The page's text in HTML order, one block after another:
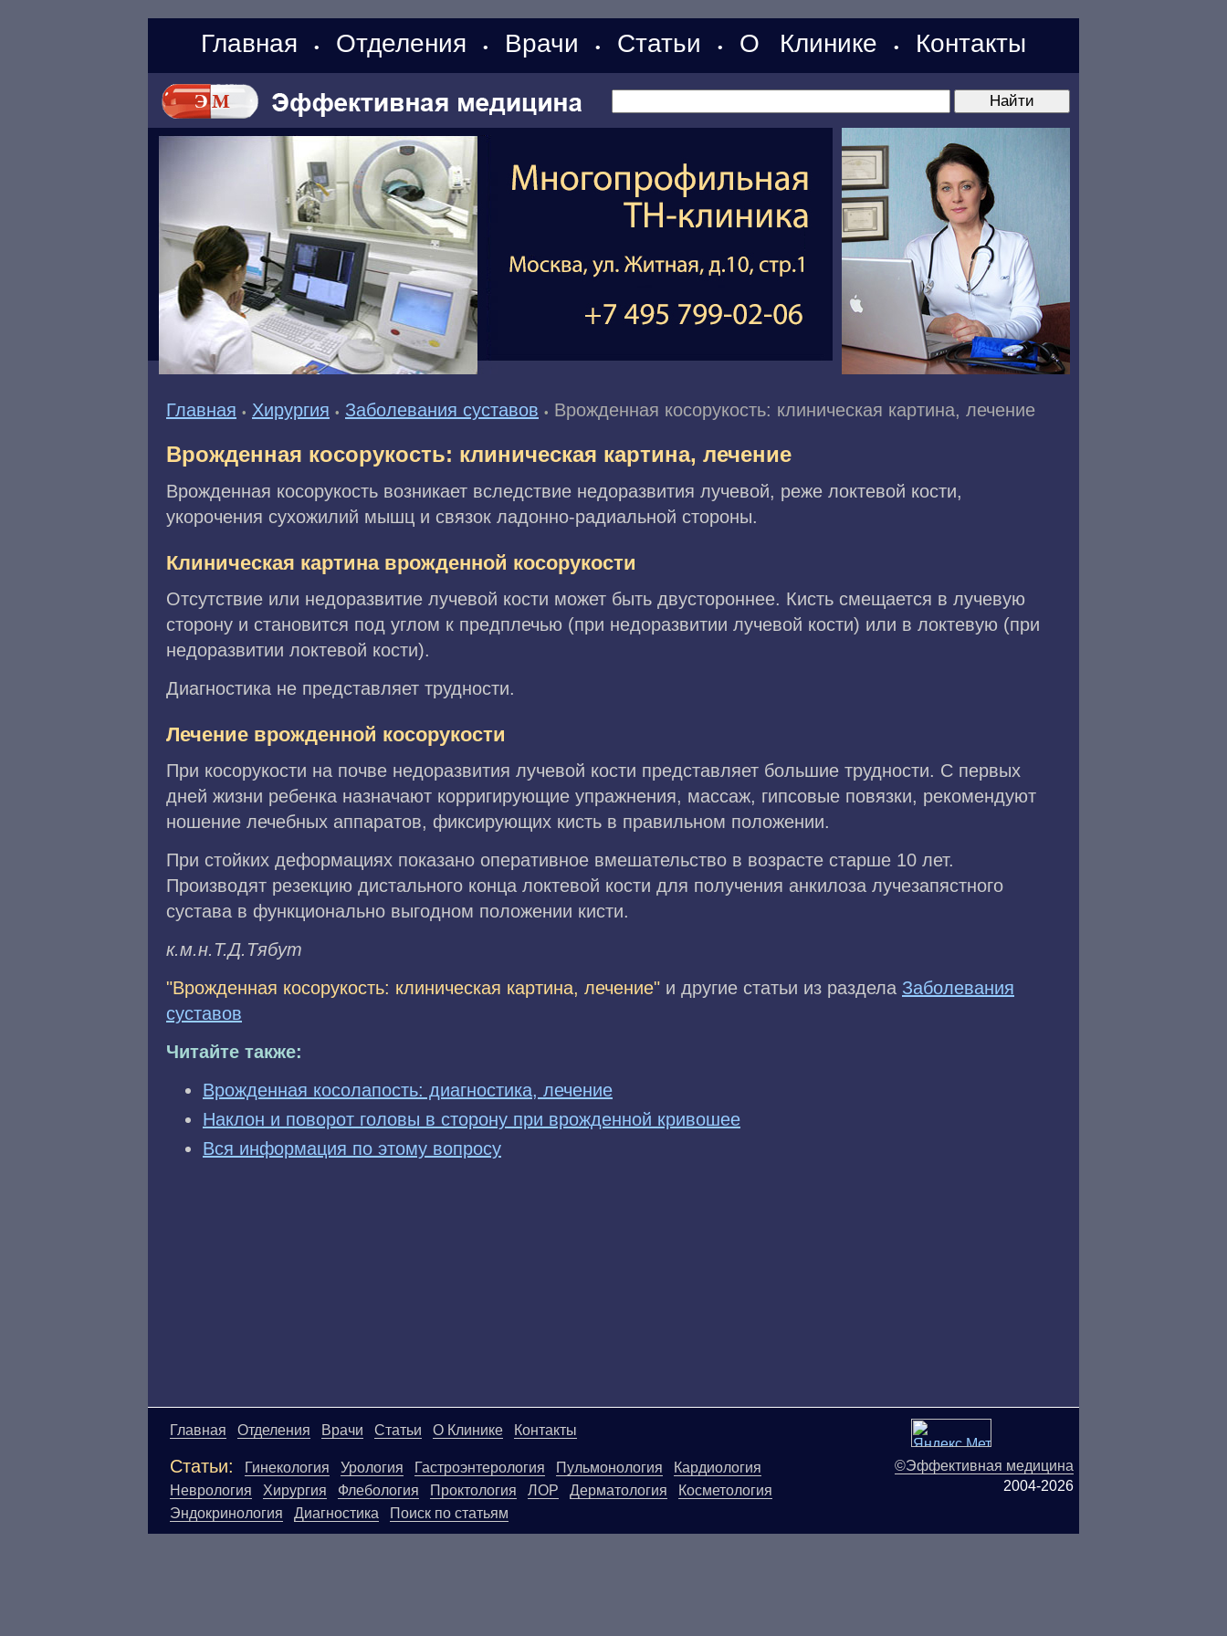
Главная • Отделения • Врачи • Статьи • О Клинике • Контакты
Главная • Хирургия • Заболeвания суставов • Врожденная косорукость: клиническая картина, лечение
Врожденная косорукость: клиническая картина, лечение
Врожденная косорукость возникает вследствие недоразвития лучевой, реже локтевой кости,
укорочения сухожилий мышц и связок ладонно-радиальной стороны.
Клиническая картина врожденной косорукости
Отсутствие или недоразвитие лучевой кости может быть двустороннее. Кисть смещается в лучевую
сторону и становится под углом к предплечью (при недоразвитии лучевой кости) или в локтевую (при
недоразвитии локтевой кости).
Диагностика не представляет трудности.
Лечение врожденной косорукости
При косорукости на почве недоразвития лучевой кости представляет большие трудности. С первых
дней жизни ребенка назначают корригирующие упражнения, массаж, гипсовые повязки, рекомендуют
ношение лечебных аппаратов, фиксирующих кисть в правильном положении.
При стойких деформациях показано оперативное вмешательство в возрасте старше 10 лет.
Производят резекцию дистального конца локтевой кости для получения анкилоза лучезапястного
сустава в функционально выгодном положении кисти.
к.м.н.T.Д.Tябyт
"Врожденная косорукость: клиническая картина, лечение" и другие статьи из раздела Заболевания
суставов
Читайте также:
Врожденная косолапость: диагностика, лечение
Наклон и поворот головы в сторону при врожденной кривошее
Вся информация по этому вопросу
Главная Отделения Врачи Статьи О Клинике Контакты
Статьи: Гинекология Урология Гастроэнтерология Пульмонология
Кардиология
Неврология
Хирургия Флебология Проктология ЛОР Дерматология
Косметология
Эндокринология
Диагностика Поиск по статьям
©Эффективная медицина
2004-2026